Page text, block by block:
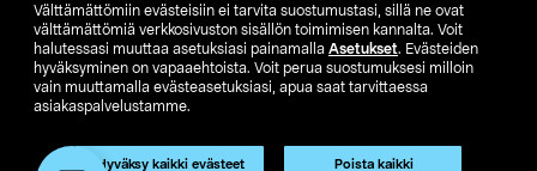
Välttämättömiin evästeisiin ei tarvita suostumustasi, sillä ne ovat
välttämättömiä verkkosivuston sisällön toimimisen kannalta. Voit
halutessasi muuttaa asetuksiasi painamalla Asetukset. Evästeiden
hyväksyminen on vapaaehtoista. Voit perua suostumuksesi milloin
vain muuttamalla evästeasetuksiasi, apua saat tarvittaessa
asiakaspalvelustamme.
Hyväksy kaikki evästeet Poista kaikki
Tuote on poistunut
Näytä hinnat ilman ALV:a